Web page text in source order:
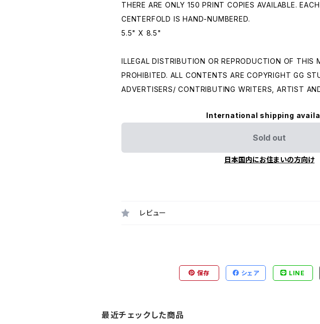
THERE ARE ONLY 150 PRINT COPIES AVAILABLE.
CENTERFOLD IS HAND-NUMBERED.
5.5" X 8.5"
ILLEGAL DISTRIBUTION OR REPRODUCTION OF THIS
PROHIBITED. ALL CONTENTS ARE COPYRIGHT GG
ADVERTISERS/ CONTRIBUTING WRITERS, ARTIST
International shipping
Sold out
日本国内にお住まいの方向け
レビュー
保存 シェア LINE
最近チェックした商品